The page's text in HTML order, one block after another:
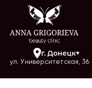
г.Донецк
ул. Университетская, 36